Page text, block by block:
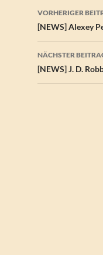
VORHERIGER
[NEWS] Alexey
NÄCHSTER
[NEWS] J. D.